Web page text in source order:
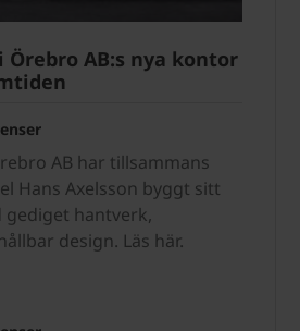
Örebro AB:s nya kontor
AB har tillsammans
Hans Axelsson byggt sitt
gediget hantverk,
design. Läs här.